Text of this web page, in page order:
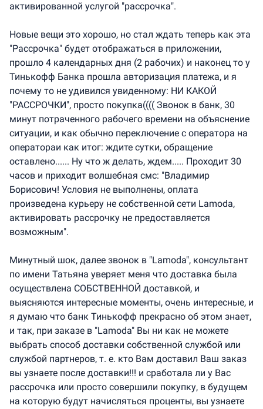
активированной услугой "рассрочка".
Новые вещи это хорошо, но стал ждать теперь как эта
"Рассрочка" будет отображаться в приложении,
прошло 4 календарных дня (2 рабочих) и наконец то у
Тинькофф Банка прошла авторизация платежа, и я
почему то не удивился увиденному: НИ КАКОЙ
"РАССРОЧКИ", просто покупка(((( Звонок в банк, 30
минут потраченного рабочего времени на объяснение
ситуации, и как обычно переключение с оператора на
оператораи как итог: ждите сутки, обращение
оставлено...... Ну что ж делать, ждем..... Проходит 30
часов и приходит волшебная смс: "Владимир
Борисович! Условия не выполнены, оплата
произведена курьеру не собственной сети Lamoda,
активировать рассрочку не предоставляется
возможным".
Минутный шок, далее звонок в "Lamoda", консультант
по имени Татьяна уверяет меня что доставка была
осуществлена СОБСТВЕННОЙ доставкой, и
выясняются интересные моменты, очень интересные, и
я думаю что банк Тинькофф прекрасно об этом знает,
и так, при заказе в "Lamoda" Вы ни как не можете
выбрать способ доставки собственной службой или
службой партнеров, т. е. кто Вам доставил Ваш заказ
вы узнаете после доставки!!! и сработала ли у Вас
рассрочка или просто совершили покупку, в будущем
на которую будут начисляться проценты, вы узнаете